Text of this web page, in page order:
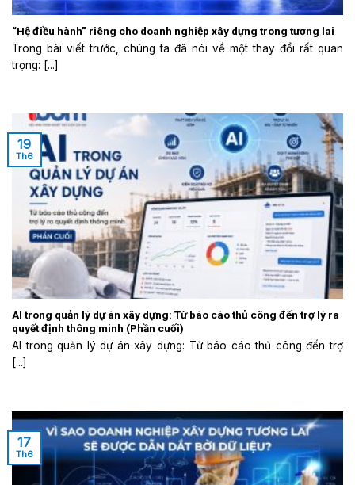
“Hệ điều hành” riêng cho doanh nghiệp xây dựng trong tương lai
Trong bài viết trước, chúng ta đã nói về một thay đổi rất quan
trọng: [...]
AI trong quản lý dự án xây dựng: Từ báo cáo thủ công đến trợ lý ra
quyết định thông minh (Phần cuối)
AI trong quản lý dự án xây dựng: Từ báo cáo thủ công đến trợ
[...]
19
Th6
17
Th6